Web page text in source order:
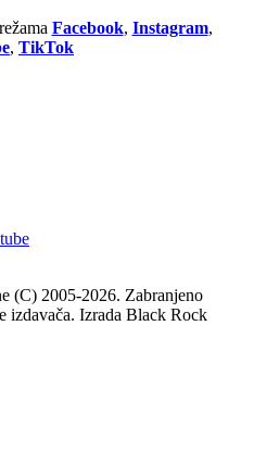
Facebook, Instagram,
, TikTok
(C) 2005-2026. Zabranjeno
izdavača. Izrada Black Rock